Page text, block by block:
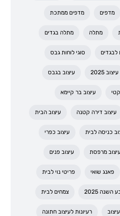
מדפים מדפים ממתכת
מתלה מתלה בגדים
לבגדים סוגי לוחות גבס
עיצוב 2025 עיצוב בגבס
עיצוב בר קיימא
עיצוב דירה קטנה עיצוב הבית
כניסה לבית עיצוב כפרי
עיצוב מרפסת עיצוב פנים
פאנג שואי פריטי נוי לבית
השנה 2025 צמחים לבית
רעיונות לעיצוב חתונה